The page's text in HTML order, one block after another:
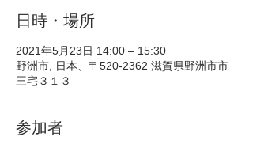
日時・場所
2021年5月23日 14:00 – 15:30
野洲市, 日本、〒520-2362 滋賀県野洲市市
三宅３１３
参加者